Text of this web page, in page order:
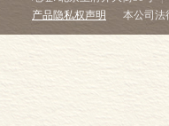
产品隐私权声明
本公司法